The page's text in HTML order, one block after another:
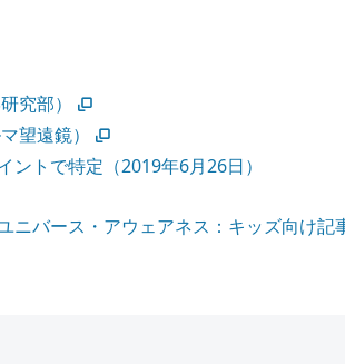
究部）
望遠鏡）
トで特定（2019年6月26日）
バース・アウェアネス：キッズ向け記